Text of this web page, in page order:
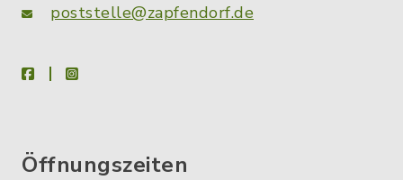
poststelle@zapfendorf.de
facebookinstagram
Öffnungszeiten